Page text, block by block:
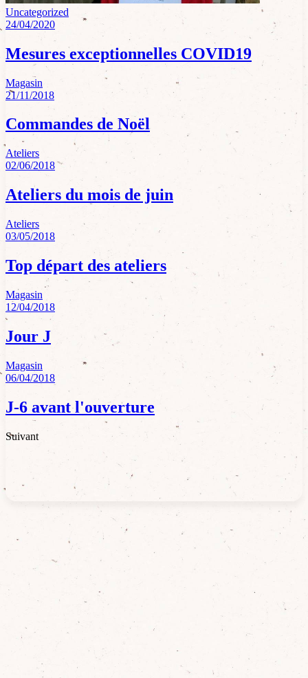
Uncategorized
24/04/2020
Mesures exceptionnelles COVID19
Magasin
21/11/2018
Commandes de Noël
Ateliers
02/06/2018
Ateliers du mois de juin
Ateliers
03/05/2018
Top départ des ateliers
Magasin
12/04/2018
Jour J
Magasin
06/04/2018
J-6 avant l'ouverture
Suivant